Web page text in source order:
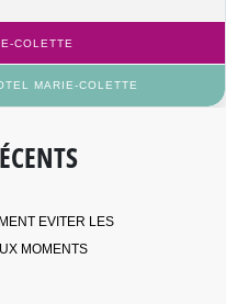
COLETTE
MARIE-COLETTE
EVITER LES
MOMENTS